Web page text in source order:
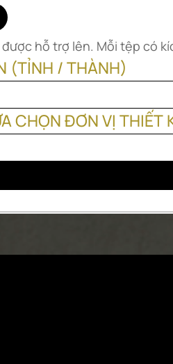
hỗ trợ lên. Mỗi tệp có
(TỈNH / THÀNH)
CHỌN ĐƠN VỊ THIẾT